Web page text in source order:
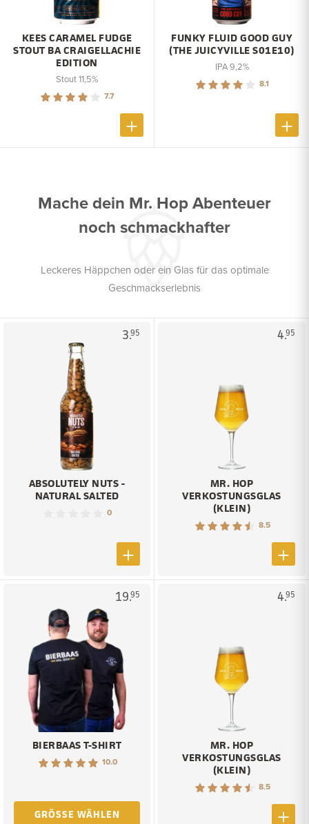
KEES CARAMEL FUDGE
STOUT BA CRAIGELLACHIE
EDITION
Stout 11,5%
7.7
FUNKY FLUID GOOD GUY
(THE JUICYVILLE S01E10)
IPA 9,2%
8.1
Mache dein Mr. Hop Abenteuer
noch schmackhafter
Leckeres Häppchen oder ein Glas für das optimale
Geschmackserlebnis
3.95
ABSOLUTELY NUTS -
NATURAL SALTED
0
4.95
MR. HOP
VERKOSTUNGSGLAS
(KLEIN)
8.5
19.95
BIERBAAS T-SHIRT
10.0
GRÖSSE WÄHLEN
4.95
MR. HOP
VERKOSTUNGSGLAS
(KLEIN)
8.5